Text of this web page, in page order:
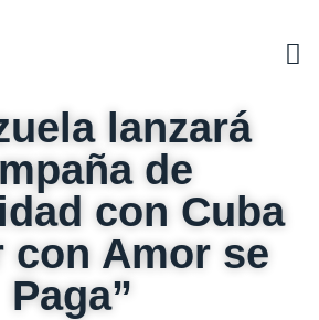
lanzará
de
con Cuba
con Amor se
Paga”